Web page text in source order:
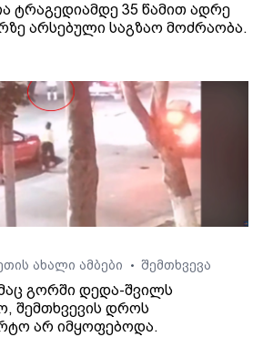
ტრაგედიამდე 35 წამით ადრე
არსებული საგზაო მოძრაობა.
ახალი ამბები • შემთხვევა
გორში დედა-შვილს
შემთხვევის დროს
არ იმყოფებოდა.